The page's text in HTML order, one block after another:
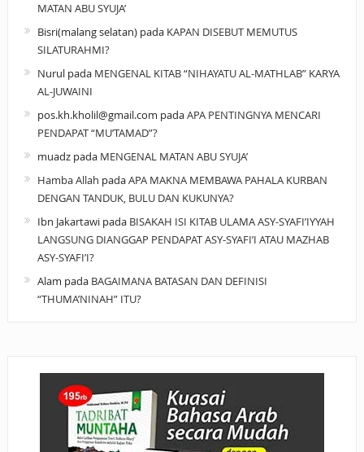
MATAN ABU SYUJA’
Bisri(malang selatan)pada KAPAN DISEBUT MEMUTUS
SILATURAHMI?
Nurulpada MENGENAL KITAB “NIHAYATU AL-MATHLAB” KARYA
AL-JUWAINI
pos.kh.kholil@gmail.com padaAPA PENTINGNYA MENCARI
PENDAPAT “MU’TAMAD”?
muadzpada MENGENAL MATAN ABU SYUJA’
Hamba Allah padaAPA MAKNA MEMBAWA PAHALA KURBAN
DENGAN TANDUK, BULU DAN KUKUNYA?
Ibn Jakartawipada BISAKAH ISI KITAB ULAMA ASY-SYAFI’IYYAH
LANGSUNG DIANGGAP PENDAPAT ASY-SYAFI’I ATAU MAZHAB
ASY-SYAFI’I?
Alam pada BAGAIMANA BATASAN DAN DEFINISI
“THUMA’NINAH” ITU?